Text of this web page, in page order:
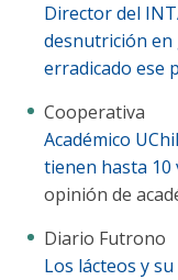
Director del
desnutrición
erradicado ese
Cooperativa
Académico
tienen hasta 10
opinión de
Diario Futrono
Los lácteos y